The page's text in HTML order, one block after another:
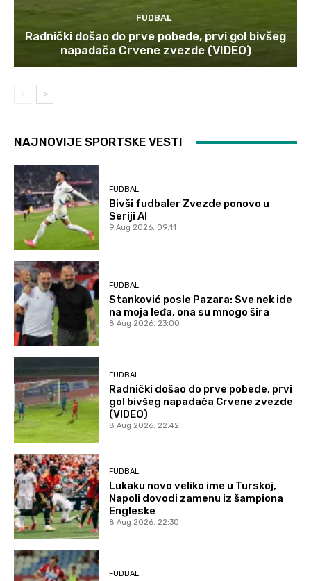
FUDBAL
Radnički došao do prve pobede, prvi gol bivšeg
napadača Crvene zvezde (VIDEO)
NAJNOVIJE SPORTSKE VESTI
FUDBAL
Bivši fudbaler Zvezde ponovo u
Seriji A!
9 Aug 2026. 09:11
FUDBAL
Stanković posle Pazara: Sve nek ide
na moja leđa, ona su mnogo šira
8 Aug 2026. 23:00
FUDBAL
Radnički došao do prve pobede, prvi
gol bivšeg napadača Crvene zvezde
(VIDEO)
8 Aug 2026. 22:42
FUDBAL
Lukaku novo veliko ime u Turskoj,
Napoli dovodi zamenu iz šampiona
Engleske
8 Aug 2026. 22:30
FUDBAL